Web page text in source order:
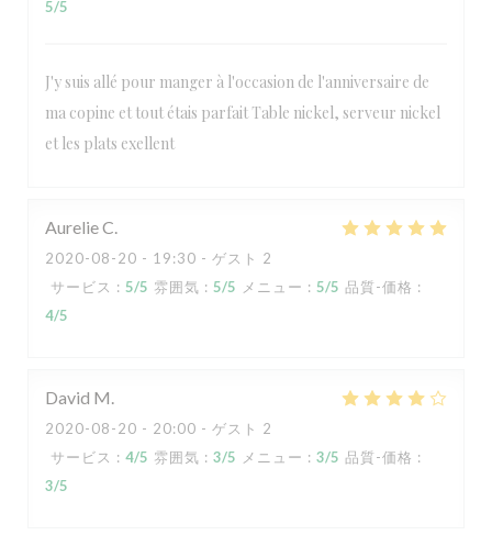
5/5
J'y suis allé pour manger à l'occasion de l'anniversaire de
ma copine et tout étais parfait Table nickel, serveur nickel
et les plats exellent
AurelieC
2020-08-20 - 19:30 - ゲスト 2
サービス : 5/5 雰囲気 : 5/5 メニュー : 5/5 品質-価格 :
4/5
David M
2020-08-20 - 20:00 - ゲスト 2
サービス : 4/5 雰囲気 : 3/5 メニュー : 3/5 品質-価格 :
3/5